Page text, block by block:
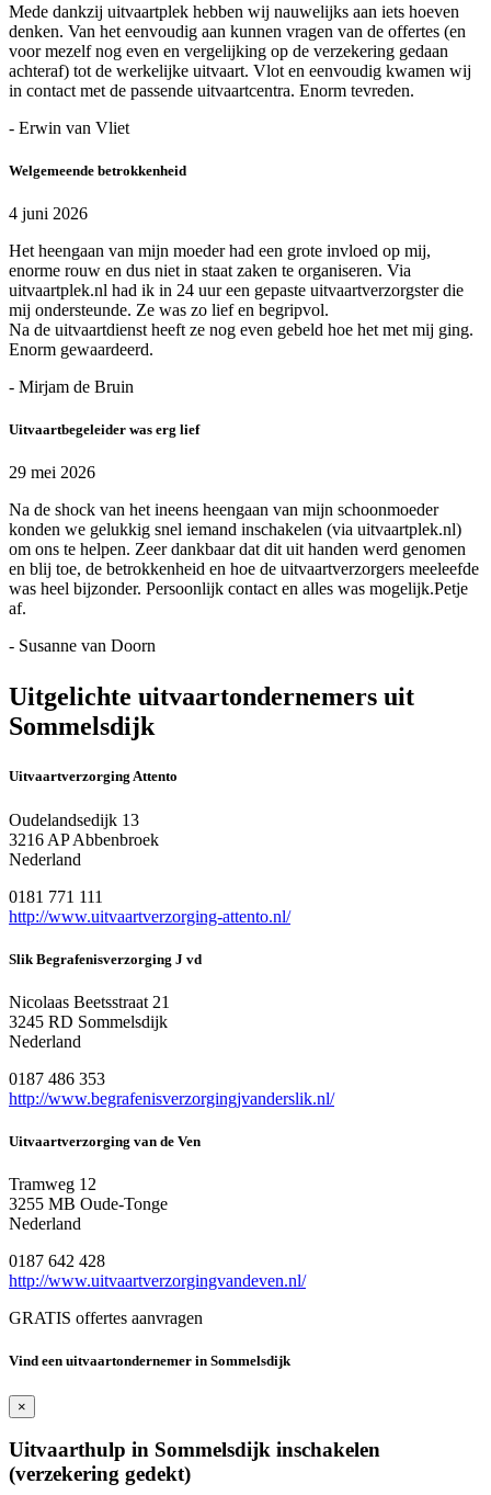
Mede dankzij uitvaartplek hebben wij nauwelijks aan iets hoeven
denken. Van het eenvoudig aan kunnen vragen van de offertes (en
voor mezelf nog even en vergelijking op de verzekering gedaan
achteraf) tot de werkelijke uitvaart. Vlot en eenvoudig kwamen wij
in contact met de passende uitvaartcentra. Enorm tevreden.
- Erwin van Vliet
Welgemeende betrokkenheid
4 juni 2026
Het heengaan van mijn moeder had een grote invloed op mij,
enorme rouw en dus niet in staat zaken te organiseren. Via
uitvaartplek.nl had ik in 24 uur een gepaste uitvaartverzorgster die
mij ondersteunde. Ze was zo lief en begripvol.
Na de uitvaartdienst heeft ze nog even gebeld hoe het met mij ging.
Enorm gewaardeerd.
- Mirjam de Bruin
Uitvaartbegeleider was erg lief
29 mei 2026
Na de shock van het ineens heengaan van mijn schoonmoeder
konden we gelukkig snel iemand inschakelen (via uitvaartplek.nl)
om ons te helpen. Zeer dankbaar dat dit uit handen werd genomen
en blij toe, de betrokkenheid en hoe de uitvaartverzorgers meeleefde
was heel bijzonder. Persoonlijk contact en alles was mogelijk.Petje
af.
- Susanne van Doorn
Uitgelichte uitvaartondernemers uit
Sommelsdijk
Uitvaartverzorging Attento
Oudelandsedijk 13
3216 AP Abbenbroek
Nederland
0181 771 111
http://www.uitvaartverzorging-attento.nl/
Slik Begrafenisverzorging J vd
Nicolaas Beetsstraat 21
3245 RD Sommelsdijk
Nederland
0187 486 353
http://www.begrafenisverzorgingjvanderslik.nl/
Uitvaartverzorging van de Ven
Tramweg 12
3255 MB Oude-Tonge
Nederland
0187 642 428
http://www.uitvaartverzorgingvandeven.nl/
GRATIS offertes aanvragen
Vind een uitvaartondernemer in Sommelsdijk
×
Uitvaarthulp in Sommelsdijk inschakelen
(verzekering gedekt)